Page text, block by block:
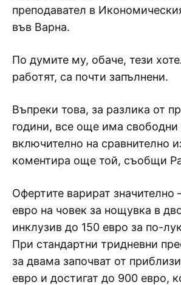
преподавател в
във Варна.
По думите му, обаче, тези
работят, са почти запълнени.
Въпреки това, за разлика от
години, все още има свободни
включително на сравнително
коментира още той, съобщи
Офертите варират значително
евро на човек за нощувка в
инклузив до 150 евро за по-
При стандартни тридневни
за двама започват от
евро и достигат до 900 евро,